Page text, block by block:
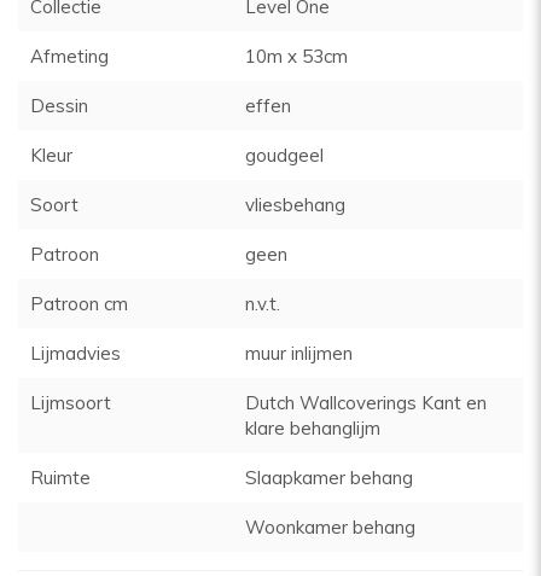
Collectie Level One
Afmeting 10m x 53cm
Dessin effen
Kleur goudgeel
Soort vliesbehang
Patroon geen
Patroon cm n.v.t.
Lijmadvies muur inlijmen
Lijmsoort
Dutch Wallcoverings Kant en
klare behanglijm
Ruimte Slaapkamer behang
Woonkamer behang